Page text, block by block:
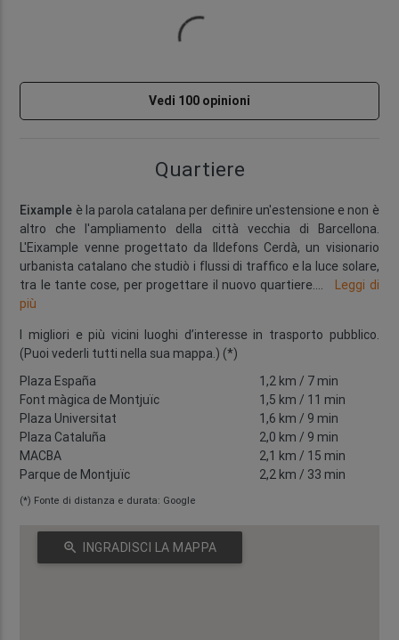
Vedi 100 opinioni
Quartiere
Eixample è la parola catalana per definire un'estensione e non è
altro che l'ampliamento della città vecchia di Barcellona.
L'Eixample venne progettato da Ildefons Cerdà, un visionario
urbanista catalano che studiò i flussi di traffico e la luce solare,
tra le tante cose, per progettare il nuovo quartiere....
Leggi di
più
I migliori e più vicini luoghi d’interesse in trasporto pubblico.
(Puoi vederli tutti nella sua mappa.) (*)
Plaza España
1,2 km / 7 min
Font màgica de Montjuïc
1,5 km / 11 min
Plaza Universitat
1,6 km / 9 min
Plaza Cataluña
2,0 km / 9 min
MACBA
2,1 km / 15 min
Parque de Montjuïc
2,2 km / 33 min
(*) Fonte di distanza e durata: Google
zoom_in INGRADISCI LA MAPPA